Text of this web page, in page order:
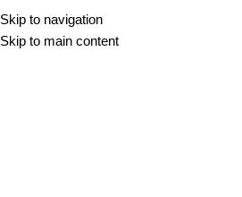
Skip to navigation
Skip to main content